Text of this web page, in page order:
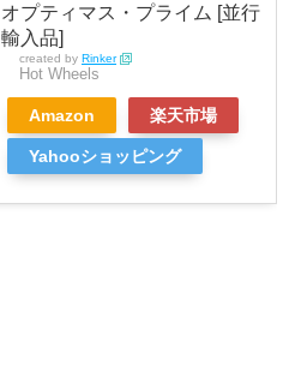
オプティマス・プライム [並行
輸入品]
created by Rinker
Hot Wheels
Amazon 楽天市場
Yahooショッピング